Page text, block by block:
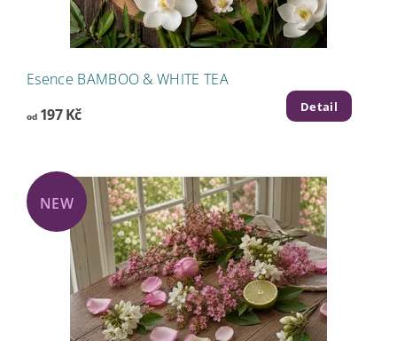
Esence BAMBOO & WHITE TEA
od197 Kč Detail
NEW